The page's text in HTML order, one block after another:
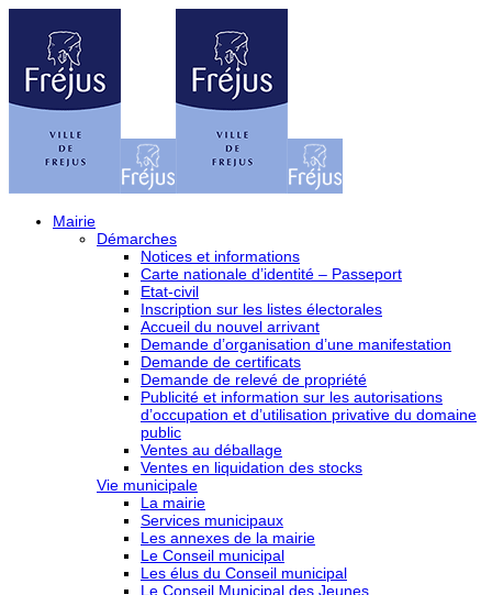
Mairie
Démarches
Notices et informations
Carte nationale d’identité – Passeport
Etat-civil
Inscription sur les listes électorales
Accueil du nouvel arrivant
Demande d’organisation d’une manifestation
Demande de certificats
Demande de relevé de propriété
Publicité et information sur les autorisations
d’occupation et d’utilisation privative du domaine
public
Ventes au déballage
Ventes en liquidation des stocks
Vie municipale
La mairie
Services municipaux
Les annexes de la mairie
Le Conseil municipal
Les élus du Conseil municipal
Le Conseil Municipal des Jeunes